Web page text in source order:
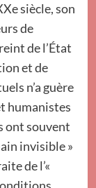
siècle, son
de
de l’État
et de
n’a guère
humanistes
ont souvent
invisible »
de l’«